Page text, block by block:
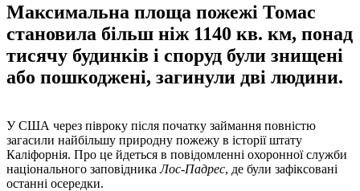
Максимальна площа пожежі Томас
становила більш ніж 1140 кв. км, понад
тисячу будинків і споруд були знищені
або пошкоджені, загинули дві людини.
У США через півроку після початку займання повністю
загасили найбільшу природну пожежу в історії штату
Каліфорнія. Про це йдеться в повідомленні охоронної служби
національного заповідникаЛос-Падрес, де були зафіксовані
останні осередки.